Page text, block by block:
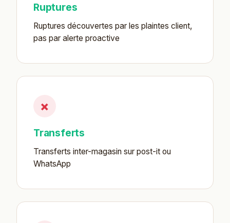
Ruptures
Ruptures découvertes par les plaintes client,
pas par alerte proactive
×
Transferts
Transferts inter-magasin sur post-it ou
WhatsApp